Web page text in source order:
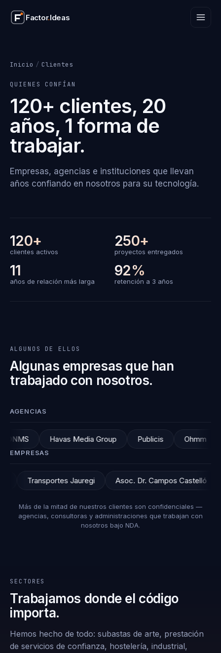
Factor.Ideas
Factor.Ideas
Inicio / Clientes
QUIENES CONFÍAN
120+ clientes, 20
años, 1 forma de
trabajar.
Empresas, agencias e instituciones que llevan
años confiando en nosotros para su tecnología.
120+
clientes activos
250+
proyectos entregados
11
años de relación más larga
92%
retención a 3 años
ALGUNOS DE ELLOS
Algunas empresas que han
trabajado con nosotros.
AGENCIAS
Media Group Publicis Ohmm TresATres
EMPRESAS
Urberoa Transportes Jauregi Asoc. Dr.
Más de la mitad de nuestros clientes son confidenciales —
agencias, consultoras y administraciones que trabajan con
nosotros bajo NDA.
SECTORES
Trabajamos donde el código
importa.
Hemos hecho de todo: subastas de arte, prestación
de servicios de confianza, hostelería, industrial,